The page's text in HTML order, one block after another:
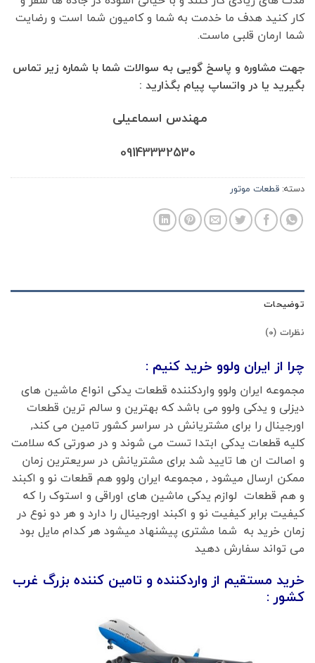
کار کنید هدف ما خدمت به شما و کامیون شما است و رضایت
شما ارمان قلبی ماست.
جهت مشاوره و پاسخ گویی به سوالات شما با شماره زیر تماس
بگیرید یا در واتساپ پیام بگذارید :
مهندس اسماعیلی
09143332530
دسته: قطعات موتور
توضیحات
نظرات (0)
چرا از ایران ولوو خرید کنیم :
مجموعه ایران ولوو واردکننده قطعات یدکی انواع ماشین های
دیزلی و یدکی ولوو می باشد که بهترین و سالم ترین قطعات
اورجینال را برای مشتریانش در سراسر کشور تامین می کند,
کلیه قطعات یدکی ابتدا تست می شوند و در صورتی که سلامت
و اصالت ان ها تایید شد برای مشتریانش در سریعترین زمان
ممکن ارسال میشود , مجموعه ایران ولوو هم قطعات نو و اکبند
و هم قطعات لوازم یدکی ماشین های اوراقی و استوک را که
کیفیت برابر کیفیت نو و اکبند اورجینال را دارد و هر دو نوع در
زمان خرید به شما مشتری پیشنهاد میشود هر کدام مایل بود
می تواند سفارش دهید
خرید مستقیم از واردکننده و تامین کننده بزرگ غرب
کشور :